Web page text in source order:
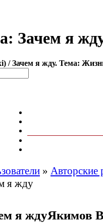
Зачем я
/ Зачем я жду. Тема:
» Авторские
я жду
я ждуЯкимов